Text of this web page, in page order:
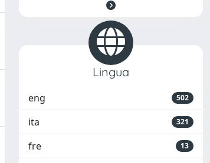
Lingua
eng 502
ita 321
fre 13